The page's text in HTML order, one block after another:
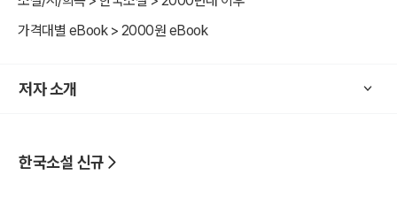
가격대별 eBook > 2000원 eBook
저자 소개
한국소설 신규